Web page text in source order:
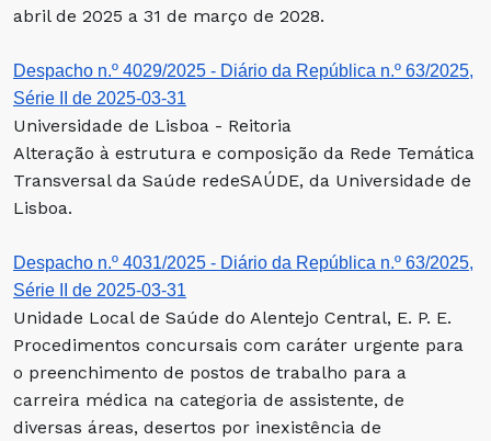
abril de 2025 a 31 de março de 2028.
Despacho n.º 4029/2025 - Diário da República n.º 63/2025,
Série II de 2025-03-31
Universidade de Lisboa - Reitoria
Alteração à estrutura e composição da Rede Temática
Transversal da Saúde redeSAÚDE, da Universidade de
Lisboa.
Despacho n.º 4031/2025 - Diário da República n.º 63/2025,
Série II de 2025-03-31
Unidade Local de Saúde do Alentejo Central, E. P. E.
Procedimentos concursais com caráter urgente para
o preenchimento de postos de trabalho para a
carreira médica na categoria de assistente, de
diversas áreas, desertos por inexistência de